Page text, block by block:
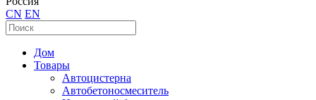
CN EN
Дом
Товары
Автоцистерна
Автобетоносмеситель